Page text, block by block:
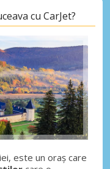
cu CarJet?
este un oraș care